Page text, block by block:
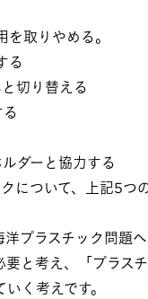
取りやめる。
る
切り替える
ダーと協力する
ついて、上記5つ
プラスチック問題
と考え、「プラ
く考えです。